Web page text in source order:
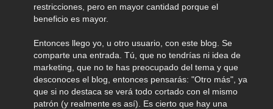
restricciones, pero en mayor cantidad porque el
beneficio es mayor.
Entonces llego yo, u otro usuario, con este blog. Se
comparte una entrada. Tú, que no tendrías ni idea de
marketing, que no te has preocupado del tema y que
desconoces el blog, entonces pensarás: "Otro más", ya
que si no destaca se verá todo cortado con el mismo
patrón (y realmente es así). Es cierto que hay una